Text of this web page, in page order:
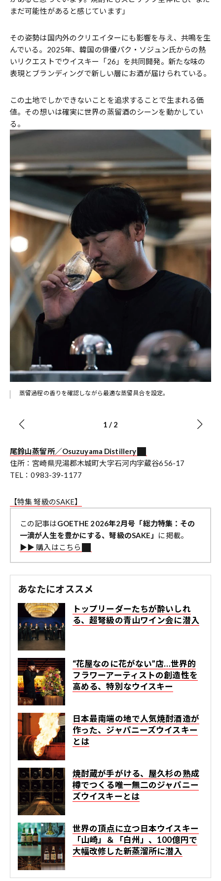
まだ可能性があると感じています」
その姿勢は国内外のクリエイターにも影響を与え、共鳴を生
んでいる。2025年、韓国の俳優パク・ソジュン氏からの熱
いリクエストでウイスキー「26」を共同開発。新たな味の
表現とブランディングで新しい層にお酒が届けられている。
この土地でしかできないことを追求することで生まれる価
値。その想いは確実に世界の蒸留酒のシーンを動かしてい
る。
蒸留過程の香りを確認しながら最適な蒸留具合を設定。
1 / 2
尾鈴山蒸留所／Osuzuyama Distillery
住所：宮崎県児湯郡木城町大字石河内字蔵谷656-17
TEL：0983-39-1177
【特集 弩級のSAKE】
この記事はGOETHE 2026年2月号「総力特集：その
一滴が人生を豊かにする、弩級のSAKE」 に掲載。
▶︎▶︎ 購入はこちら
あなたにオススメ
トップリーダーたちが酔いしれ
る、超弩級の青山ワイン会に潜入
“花屋なのに花がない”店…世界的
フラワーアーティストの創造性を
高める、特別なウイスキー
日本最南端の地で人気焼酎酒造が
作った、ジャパニーズウイスキー
とは
焼酎蔵が手がける、屋久杉の熟成
樽でつくる唯一無二のジャパニー
ズウイスキーとは
世界の頂点に立つ日本ウイスキー
「山崎」＆「白州」、100億円で
大幅改修した新蒸溜所に潜入